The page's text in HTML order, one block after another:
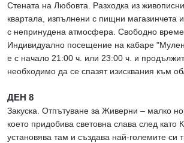
Стената на Любовта. Разходка из
квартала, изпълнени с пищни магазинчета
с непринудена атмосфера. Свободно
Индивидуално посещение на кабаре
е с начало 21:00 ч. или 23:00 ч. и
необходимо да се спазят изисквания към
ДЕН 8
Закуска. Отпътуване за Живерни – малко
което придобива световна слава след като
установява там и създава най-големите си